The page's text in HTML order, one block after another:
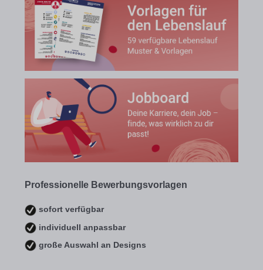
Professionelle Bewerbungsvorlagen
sofort verfügbar
individuell anpassbar
große Auswahl an Designs